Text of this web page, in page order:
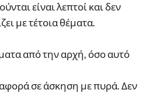
είναι λεπτοί και δεν
με τέτοια θέματα.
από την αρχή, όσο αυτό
σε άσκηση με πυρά. Δεν